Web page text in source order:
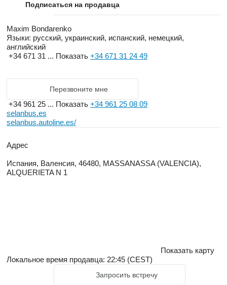
приятно удивим Вас своими ценами и
Состояние наших автобусов будет отвечать Вашим
запросам на 100% и Вы останетесь довольны своей
Подписаться на продавца
Maxim Bondarenko
Языки: русский, украинский, испанский, немецкий,
английский
+34 671 31 ... Показать +34 671 31 24 49
Перезвоните мне
+34 961 25 ... Показать +34 961 25 08 09
selanbus.es
selanbus.autoline.es/
Адрес
Испания, Валенсия, 46480, MASSANASSA (VALENCIA),
ALQUERIETA N 1
Показать карту
Локальное время продавца: 22:45 (CEST)
Запросить встречу